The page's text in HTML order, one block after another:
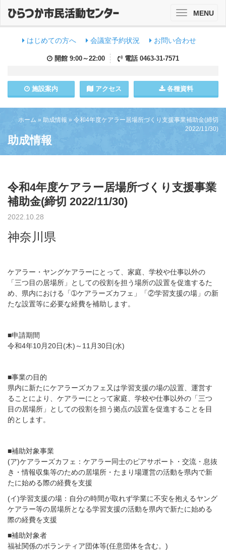
はじめての方へ 会議室予約状況 お問い合わせ
開館 9:00～22:00 電話 0463-31-7571
施設案内 アクセス 各種資料
ToggleMENU
ホーム » 助成情報 » 令和4年度ケアラー居場所づくり支援事業補助金(締切
2022/11/30)
助成情報
令和4年度ケアラー居場所づくり支援事業
補助金(締切 2022/11/30)
2022.10.28
神奈川県
ケアラー・ヤングケアラーにとって、家庭、学校や仕事以外の
「三つ目の居場所」としての役割を担う場所の設置を促進するた
め、県内における「➀ケアラーズカフェ」「②学習支援の場」の新
たな設置等に必要な経費を補助します。
■申請期間
令和4年10月20日(木)～11月30日(水)
■事業の目的
県内に新たにケアラーズカフェ又は学習支援の場の設置、運営す
ることにより、ケアラーにとって家庭、学校や仕事以外の「三つ
目の居場所」としての役割を担う拠点の設置を促進することを目
的とします。
■補助対象事業
(ア)ケアラーズカフェ：ケアラー同士のピアサポート・交流・息抜
き・情報収集等のための居場所・たまり場運営の活動を県内で新
たに始める際の経費を支援
(イ)学習支援の場：自分の時間が取れず学業に不安を抱えるヤング
ケアラー等の居場所となる学習支援の活動を県内で新たに始める
際の経費を支援
■補助対象者
福祉関係のボランティア団体等(任意団体を含む。)